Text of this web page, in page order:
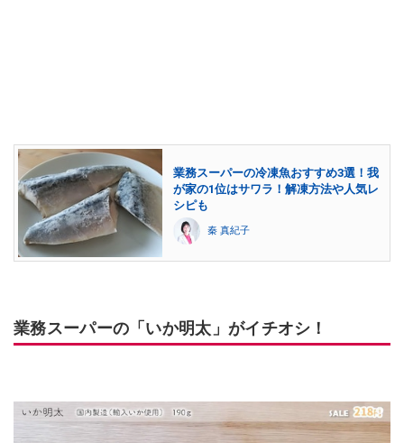
業務スーパーの冷凍魚おすすめ3選！我
が家の1位はサワラ！解凍方法や人気レ
シピも
秦 真紀子
業務スーパーの「いか明太」がイチオシ！